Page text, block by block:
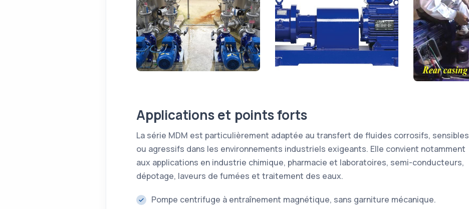
Applications et points forts
La série MDM est particulièrement adaptée au transfert de fluides corrosifs, sensibles
ou agressifs dans les environnements industriels exigeants. Elle convient notamment
aux applications en industrie chimique, pharmacie et laboratoires, semi-conducteurs,
dépotage, laveurs de fumées et traitement des eaux.
Pompe centrifuge à entraînement magnétique, sans garniture mécanique.